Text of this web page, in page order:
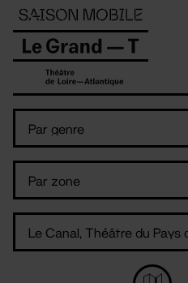
Panneau de gestion des cookies